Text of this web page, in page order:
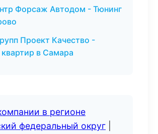
Форсаж Автодом - Тюнинг
Проект Качество -
в Самара
в регионе
федеральный округ